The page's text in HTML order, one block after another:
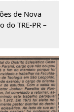
de Nova
do TRE-PR –